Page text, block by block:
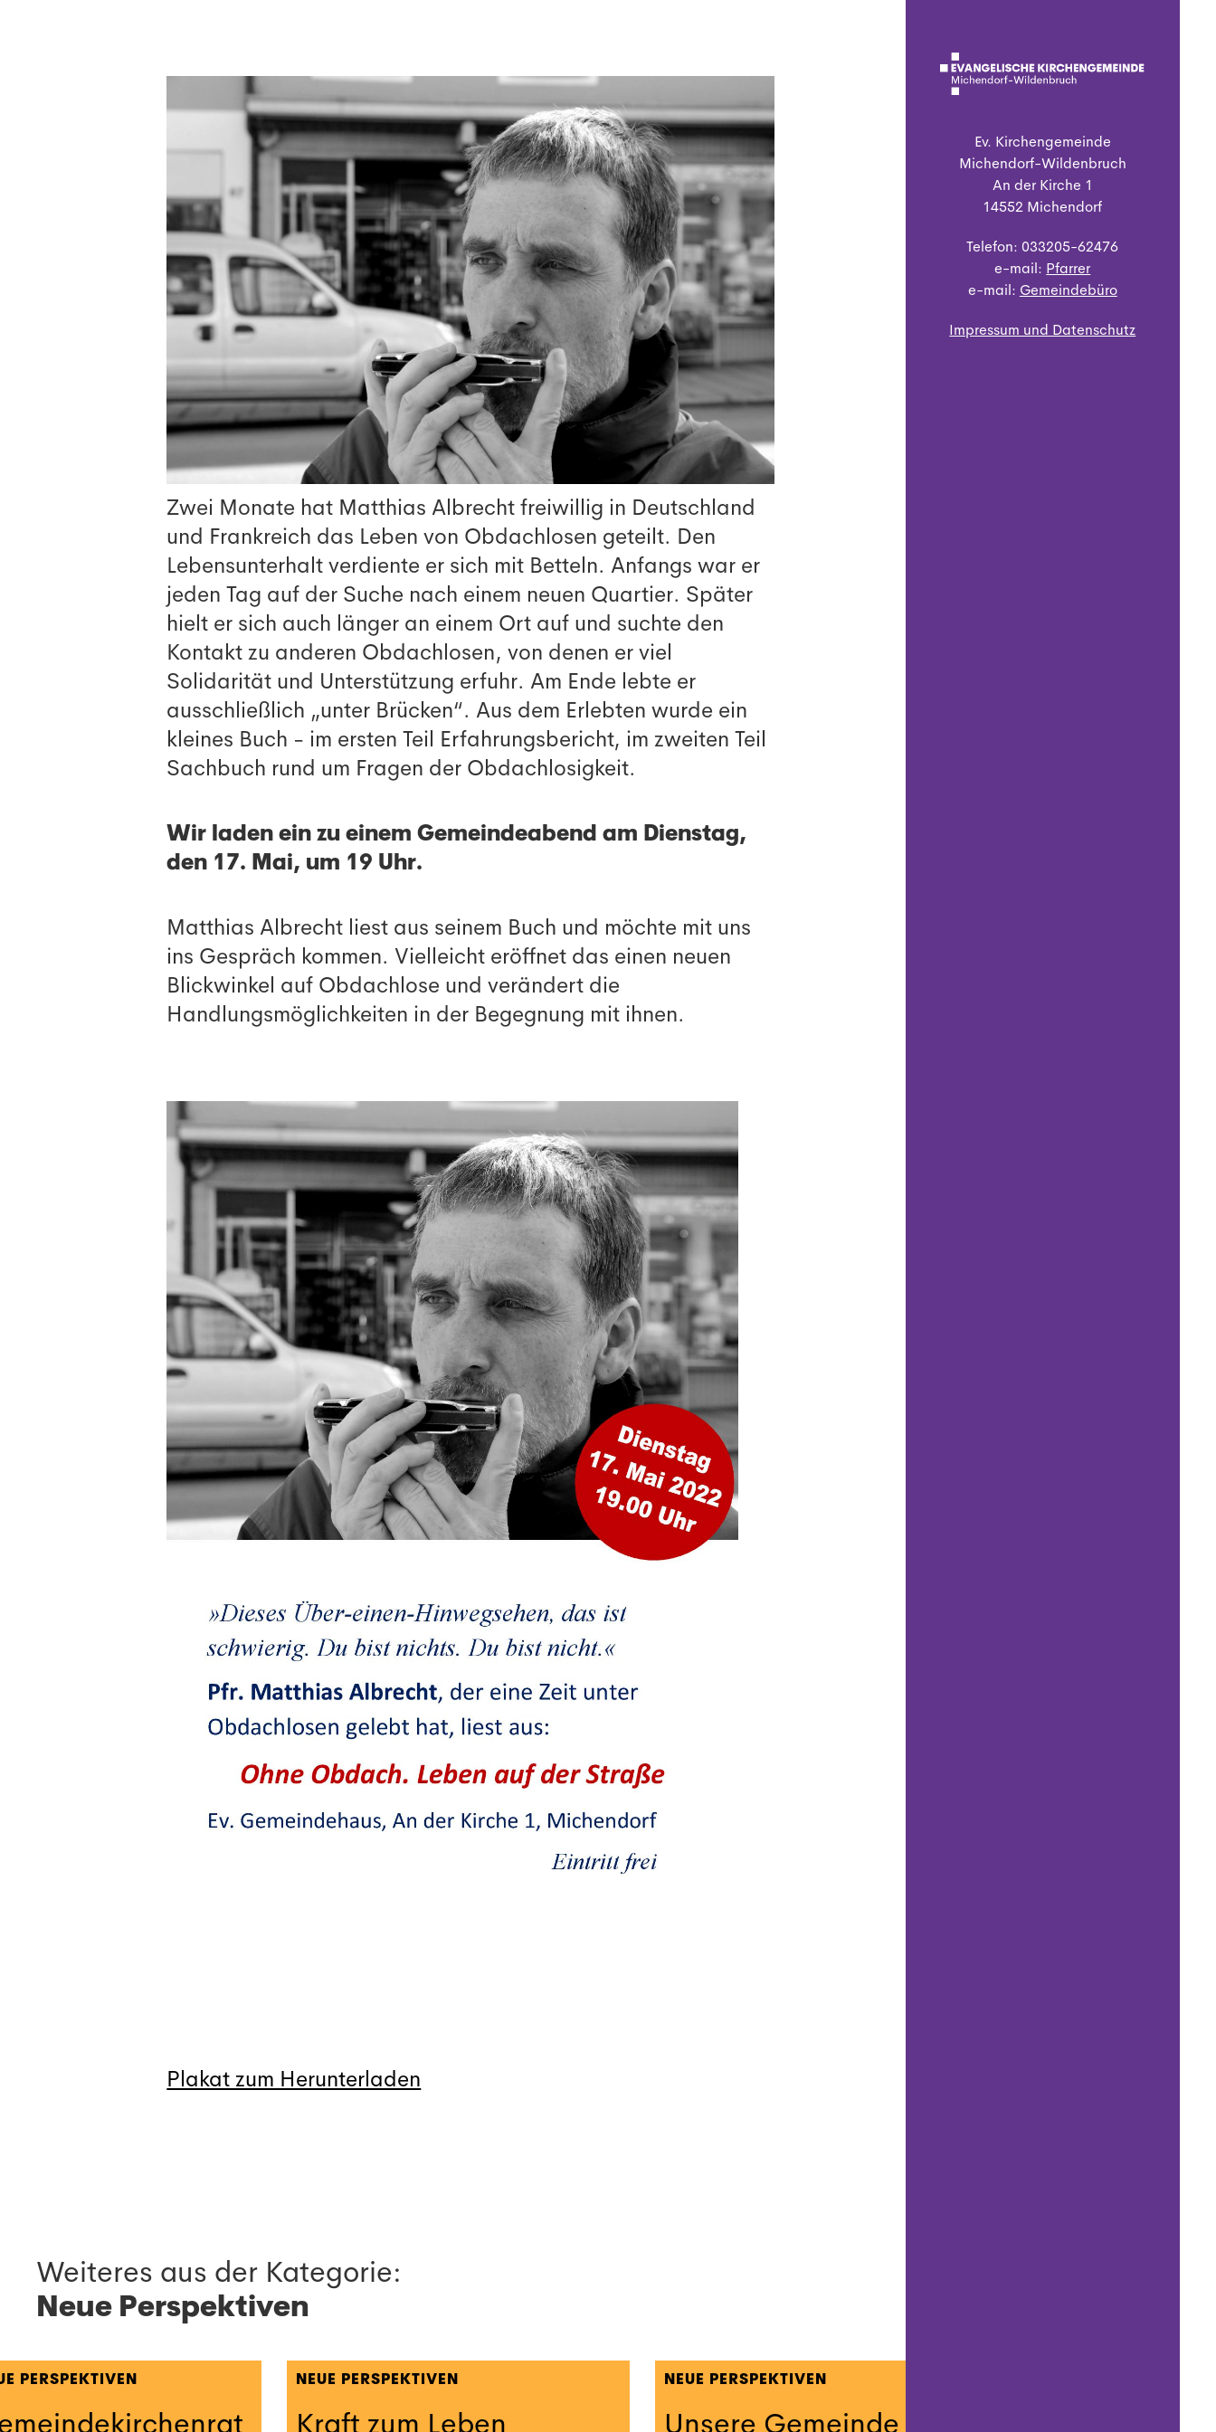
Zwei Monate hat Matthias Albrecht freiwillig in Deutschland
und Frankreich das Leben von Obdachlosen geteilt. Den
Lebensunterhalt verdiente er sich mit Betteln. Anfangs war er
jeden Tag auf der Suche nach einem neuen Quartier. Später
hielt er sich auch länger an einem Ort auf und suchte den
Kontakt zu anderen Obdachlosen, von denen er viel
Solidarität und Unterstützung erfuhr. Am Ende lebte er
ausschließlich „unter Brücken“. Aus dem Erlebten wurde ein
kleines Buch - im ersten Teil Erfahrungsbericht, im zweiten Teil
Sachbuch rund um Fragen der Obdachlosigkeit.
Wir laden ein zu einem Gemeindeabend am Dienstag,
den 17. Mai, um 19 Uhr.
Matthias Albrecht liest aus seinem Buch und möchte mit uns
ins Gespräch kommen. Vielleicht eröffnet das einen neuen
Blickwinkel auf Obdachlose und verändert die
Handlungsmöglichkeiten in der Begegnung mit ihnen.
Plakat zum Herunterladen
Weiteres aus der Kategorie:
Neue Perspektiven
PERSPEKTIVEN NEUE PERSPEKTIVEN NEUE PERSPEKTIVEN
Ev. Kirchengemeinde
Michendorf-Wildenbruch
An der Kirche 1
14552 Michendorf
Telefon: 033205-62476
e-mail: Pfarrer
e-mail: Gemeindebüro
Impressum und Datenschutz